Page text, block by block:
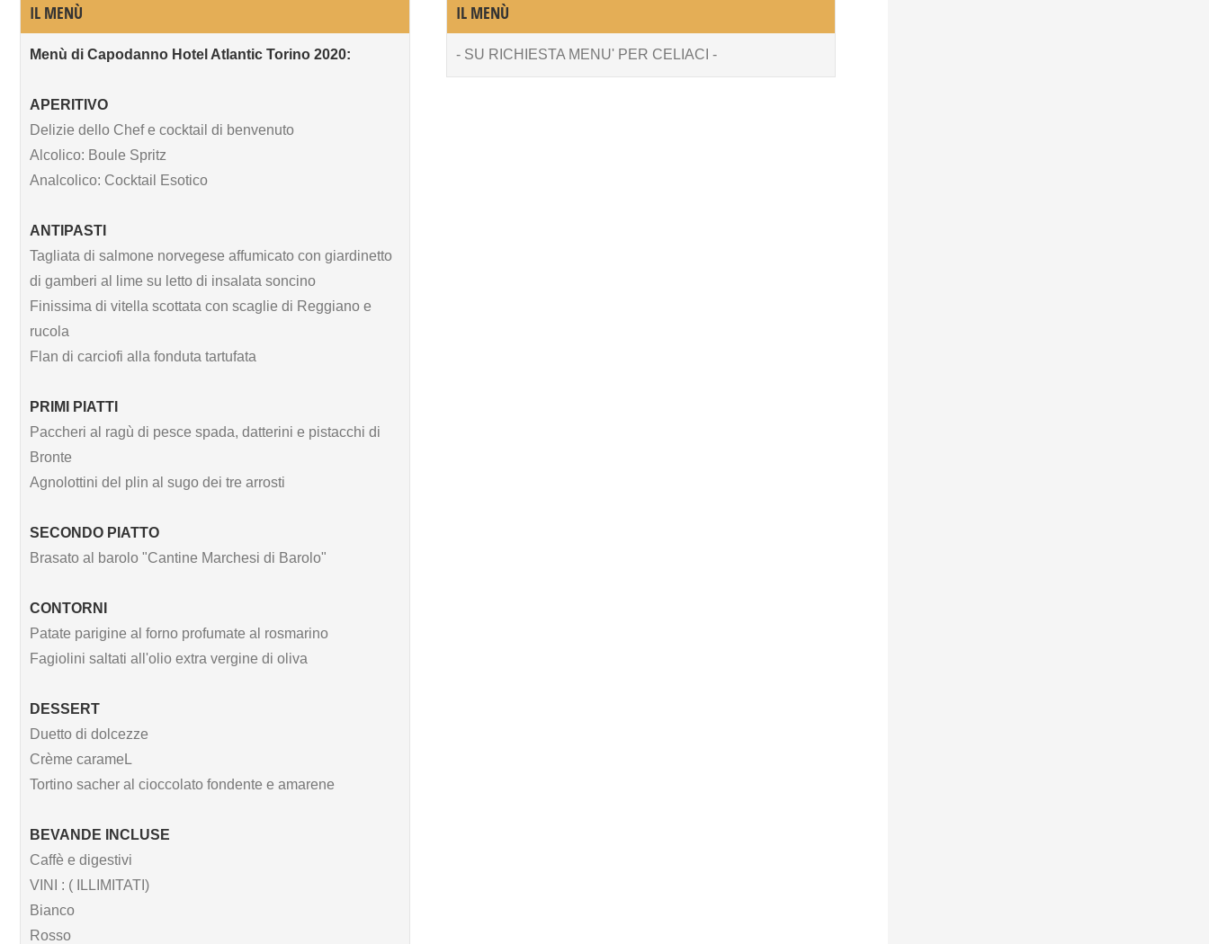
IL MENÙ
Menù di Capodanno Hotel Atlantic Torino 2020:
APERITIVO
Delizie dello Chef e cocktail di benvenuto
Alcolico: Boule Spritz
Analcolico: Cocktail Esotico
ANTIPASTI
Tagliata di salmone norvegese affumicato con giardinetto
di gamberi al lime su letto di insalata soncino
Finissima di vitella scottata con scaglie di Reggiano e
rucola
Flan di carciofi alla fonduta tartufata
PRIMI PIATTI
Paccheri al ragù di pesce spada, datterini e pistacchi di
Bronte
Agnolottini del plin al sugo dei tre arrosti
SECONDO PIATTO
Brasato al barolo "Cantine Marchesi di Barolo"
CONTORNI
Patate parigine al forno profumate al rosmarino
Fagiolini saltati all'olio extra vergine di oliva
DESSERT
Duetto di dolcezze
Crème carameL
Tortino sacher al cioccolato fondente e amarene
BEVANDE INCLUSE
Caffè e digestivi
VINI : ( ILLIMITATI)
Bianco
Rosso
IL MENÙ
- SU RICHIESTA MENU' PER CELIACI -